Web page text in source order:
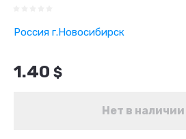
Россия г.Новосибирск
1.40 $
Нет в наличии